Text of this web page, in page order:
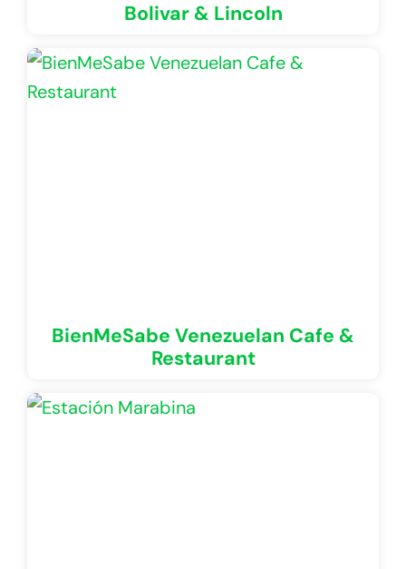
Bolivar & Lincoln
BienMeSabe Venezuelan Cafe &
Restaurant